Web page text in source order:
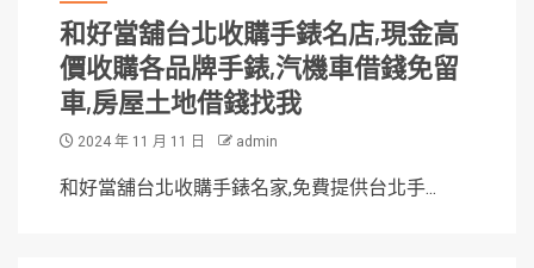
和好當舖台北收購手錶名店,現金高
價收購各品牌手錶,汽機車借錢免留
車,房屋土地借錢找我
2024 年 11 月 11 日 admin
和好當舖台北收購手錶名家,免費提供台北手...